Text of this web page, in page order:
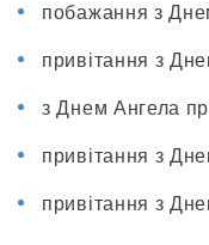
побажання з
привітання з
з Днем Ангела
привітання з
привітання з